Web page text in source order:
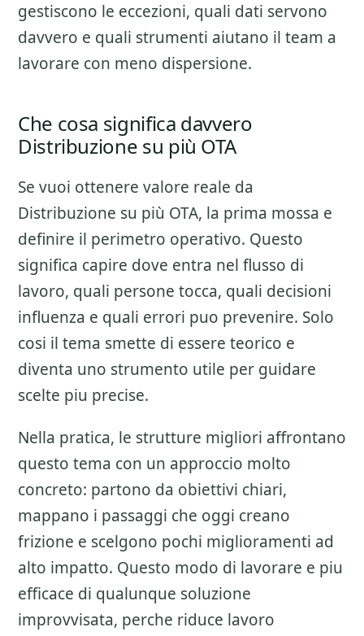
gestiscono le eccezioni, quali dati servono
davvero e quali strumenti aiutano il team a
lavorare con meno dispersione.
Che cosa significa davvero
Distribuzione su più OTA
Se vuoi ottenere valore reale da
Distribuzione su più OTA, la prima mossa e
definire il perimetro operativo. Questo
significa capire dove entra nel flusso di
lavoro, quali persone tocca, quali decisioni
influenza e quali errori puo prevenire. Solo
cosi il tema smette di essere teorico e
diventa uno strumento utile per guidare
scelte piu precise.
Nella pratica, le strutture migliori affrontano
questo tema con un approccio molto
concreto: partono da obiettivi chiari,
mappano i passaggi che oggi creano
frizione e scelgono pochi miglioramenti ad
alto impatto. Questo modo di lavorare e piu
efficace di qualunque soluzione
improvvisata, perche riduce lavoro